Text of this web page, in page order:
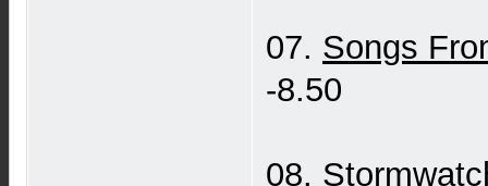
07. Songs
-8.50
08.